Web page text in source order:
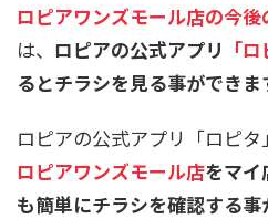
ロピアワンズモール店の今
は、 ロピアの公式アプリ 「
るとチラシを見る事ができま
ロピアの公式アプリ「ロピタ
ロピアワンズモール店をマイ
も簡単にチラシを確認する事